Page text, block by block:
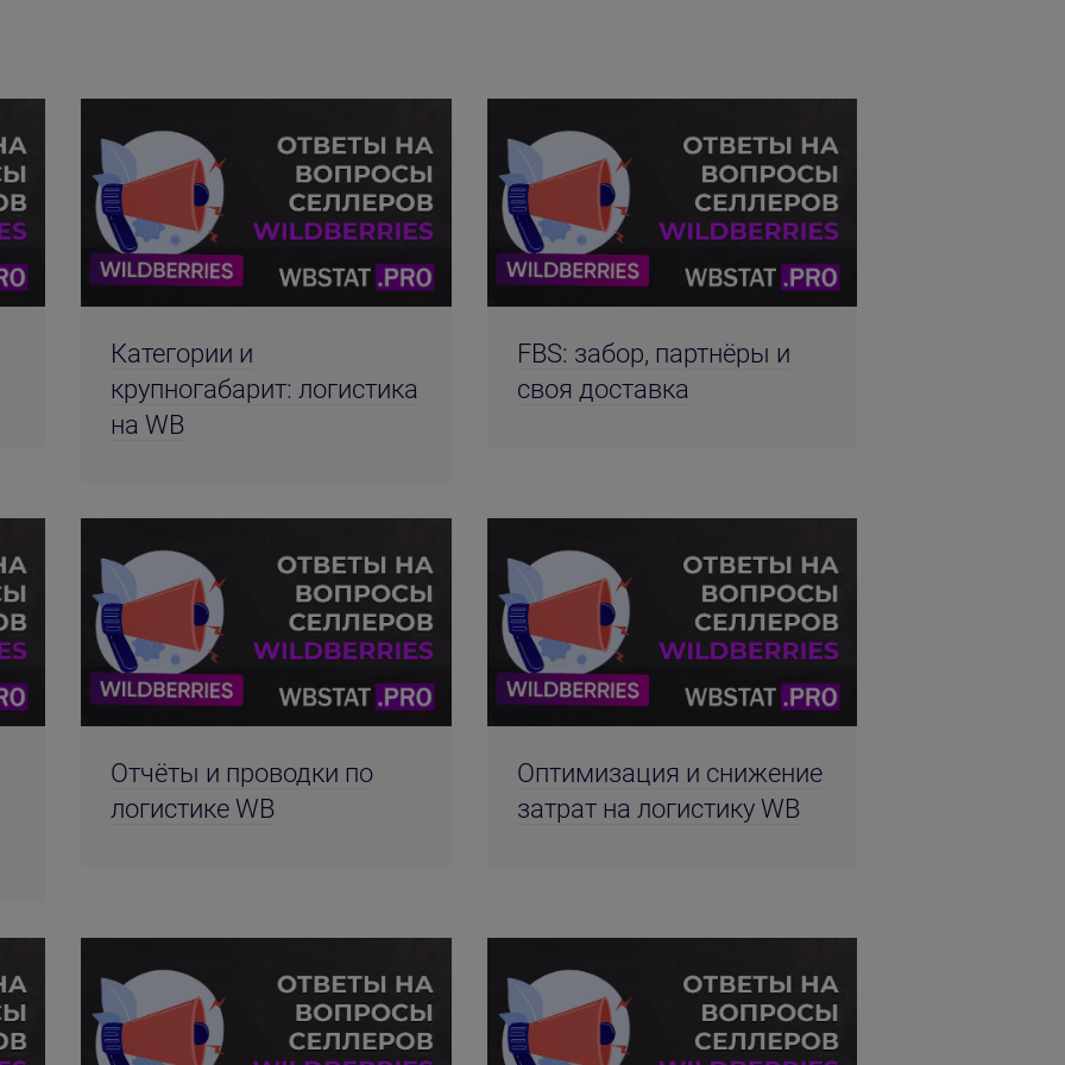
Категории и
крупногабарит: логистика
на WB
FBS: забор, партнёры и
своя доставка
Отчёты и проводки по
логистике WB
Оптимизация и снижение
затрат на логистику WB